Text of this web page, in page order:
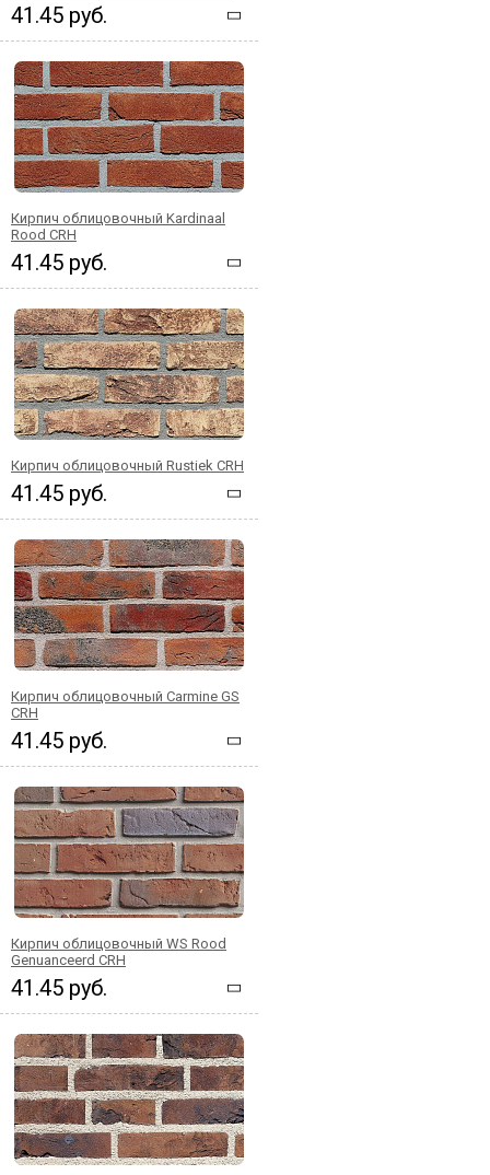
41.45 руб.
Кирпич облицовочный Kardinaal
Rood CRH
41.45 руб.
Кирпич облицовочный Rustiek CRH
41.45 руб.
Кирпич облицовочный Carmine GS
CRH
41.45 руб.
Кирпич облицовочный WS Rood
Genuanceerd CRH
41.45 руб.